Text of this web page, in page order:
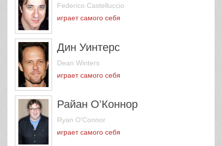
Federico Castelluccio
играет самого себя
Дин Уинтерс
Dean Winters
играет самого себя
Райан О’Коннор
Ryan O'Connor
играет самого себя